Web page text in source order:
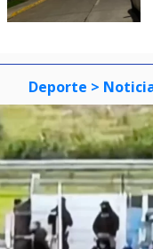
Deporte >